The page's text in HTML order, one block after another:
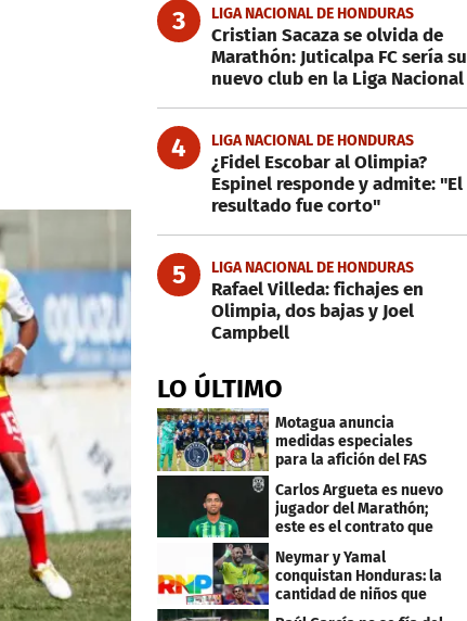
3 LIGA NACIONAL DE HONDURAS
Cristian Sacaza se olvida de
Marathón: Juticalpa FC sería su
nuevo club en la Liga Nacional
4 LIGA NACIONAL DE HONDURAS
¿Fidel Escobar al Olimpia?
Espinel responde y admite: "El
resultado fue corto"
5 LIGA NACIONAL DE HONDURAS
Rafael Villeda: fichajes en
Olimpia, dos bajas y Joel
Campbell
LO ÚLTIMO
Motagua anuncia
medidas especiales
para la afición del FAS
de El Salvador
Carlos Argueta es nuevo
jugador del Marathón;
este es el contrato que
Neymar y Yamal
conquistan Honduras: la
cantidad de niños que
llevan sus nombres